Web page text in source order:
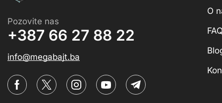
Pozovite nas
+387 66 27 88 22
info@megabajt.ba
O